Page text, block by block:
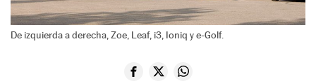
De izquierda a derecha, Zoe, Leaf, i3, Ioniq y e-Golf.